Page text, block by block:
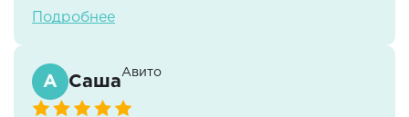
обязательств.Удачи Вам и процветания
Подробнее
Саша
Авито